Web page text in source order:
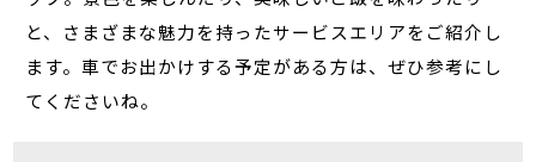
と、さまざまな魅力を持ったサービスエリアをご紹介し
ます。車でお出かけする予定がある方は、ぜひ参考にし
てくださいね。